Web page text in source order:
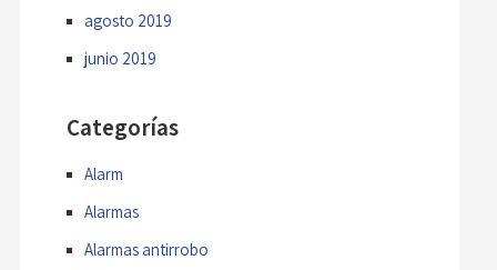
agosto 2019
junio 2019
Categorías
Alarm
Alarmas
Alarmas antirrobo